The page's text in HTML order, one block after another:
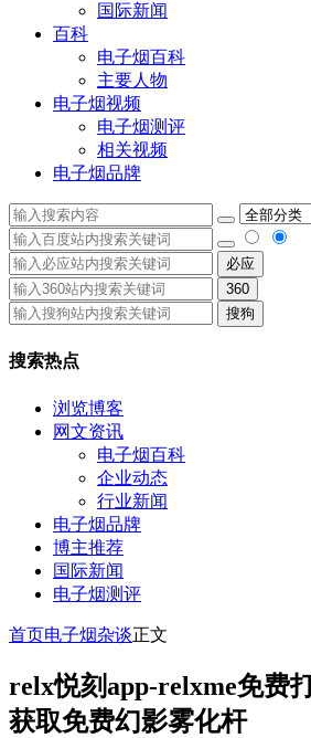
国际新闻
百科
电子烟百科
主要人物
电子烟视频
电子烟测评
相关视频
电子烟品牌
必应
360
搜狗
搜索热点
浏览博客
网文资讯
电子烟百科
企业动态
行业新闻
电子烟品牌
博主推荐
国际新闻
电子烟测评
首页电子烟杂谈正文
relx悦刻app-relxme免费
获取免费幻影雾化杆